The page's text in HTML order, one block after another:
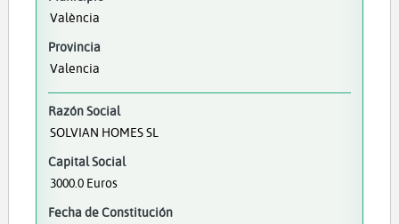
València
Provincia
Valencia
Razón Social
SOLVIAN HOMES SL
Capital Social
3000.0 Euros
Fecha de Constitución